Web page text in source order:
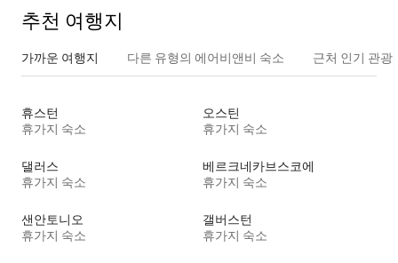
추천 여행지
가까운 여행지 다른 유형의 에어비앤비 숙소 근처 인기 관광
휴스턴
휴가지 숙소
오스틴
휴가지 숙소
댈러스
휴가지 숙소
베르크네카브스코에
휴가지 숙소
샌안토니오
휴가지 숙소
갤버스턴
휴가지 숙소